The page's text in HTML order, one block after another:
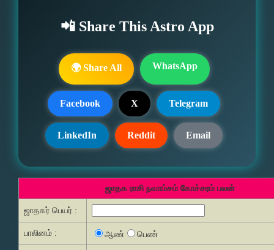
📲 Share This Astro App
🌍 Share All WhatsApp
Facebook X Telegram
LinkedIn Reddit Email
ஜாதக ராசி நவாம்சம் கோச்சரம் பலன்
ஜாதகர் பெயர் :
பாலினம் : ஆண் பெண்